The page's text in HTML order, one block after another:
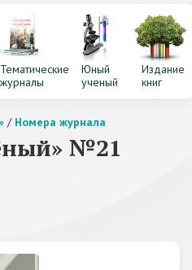
Тематические
журналы
Юный
ученый
Издание
книг
/ Номера журнала
№21